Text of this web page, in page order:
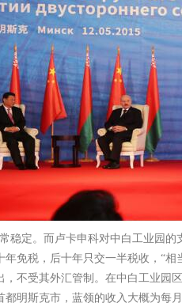
稳定。而卢卡申科对中白工业园
免税，后十年只交一半税收，“相
不受其外汇管制。在中白工业
明斯克市，蓝领的收入大概为每月